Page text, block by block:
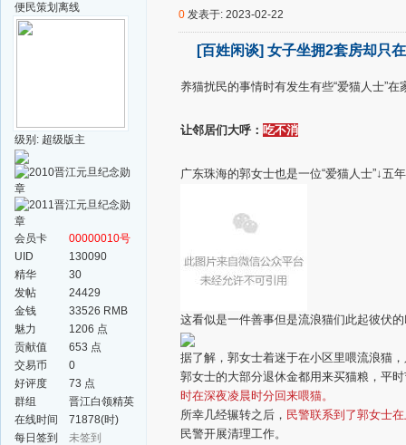
便民策划 离线
级别: 超级版主
会员卡
00000010号
UID
130090
精华
30
发帖
24429
金钱
33526 RMB
魅力
1206 点
贡献值
653 点
交易币
0
好评度
73 点
群组
晋江白领精英
群
在线时间
71878(时)
每日签到
未签到
0 发表于: 2023-02-22
[百姓闲谈] 女子坐拥2套房却只
养猫扰民的事情时有发生有些“爱猫人士”在
让邻居们大呼： 吃不消
广东珠海的郭女士也是一位“爱猫人士”↓五
这看似是一件善事但是流浪猫们此起彼伏
据了解，郭女士着迷于在小区里喂流浪猫
郭女士的大部分退休金都用来买猫粮，平
时在深夜凌晨时分回来喂猫。
所幸几经辗转之后， 民警联系到了郭女士
民警开展清理工作。